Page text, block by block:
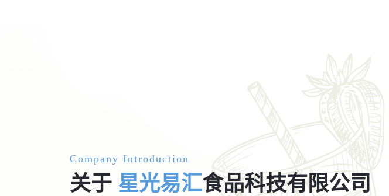
Company Introduction
关于 星光易汇食品科技有限公司